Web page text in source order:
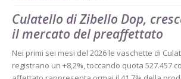
Culatello di Zibello Dop,
il mercato del preaffettato
Nei primi sei mesi del 2026 le vaschette di
registrano un +8,2%, toccando quota 527.457